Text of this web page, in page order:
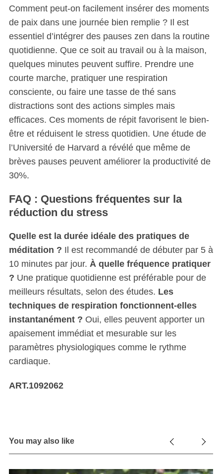
Comment peut-on facilement insérer des moments
de paix dans une journée bien remplie ? Il est
essentiel d’intégrer des pauses zen dans la routine
quotidienne. Que ce soit au travail ou à la maison,
quelques minutes peuvent suffire. Prendre une
courte marche, pratiquer une respiration
consciente, ou faire une tasse de thé sans
distractions sont des actions simples mais
efficaces. Ces moments de répit favorisent le bien-
être et réduisent le stress quotidien. Une étude de
l’Université de Harvard a révélé que même de
brèves pauses peuvent améliorer la productivité de
30%.
FAQ : Questions fréquentes sur la
réduction du stress
Quelle est la durée idéale des pratiques de
méditation ? Il est recommandé de débuter par 5 à
10 minutes par jour. À quelle fréquence pratiquer
? Une pratique quotidienne est préférable pour de
meilleurs résultats, selon des études. Les
techniques de respiration fonctionnent-elles
instantanément ? Oui, elles peuvent apporter un
apaisement immédiat et mesurable sur les
paramètres physiologiques comme le rythme
cardiaque.
ART.1092062
You may also like